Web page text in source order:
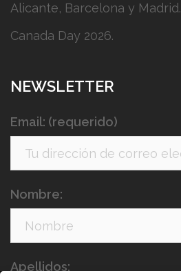
Alicante, Barcelona y Madrid.
Canada Day 2026.
NEWSLETTER
Email: (requerido)
Nombre:
Apellidos: